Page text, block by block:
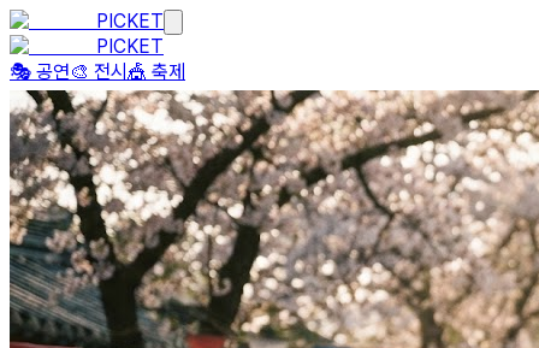
PICKET
PICKET
🎭 공연🎨 전시 🎪 축제